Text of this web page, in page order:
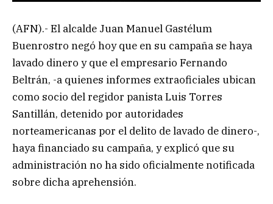
(AFN).- El alcalde Juan Manuel Gastélum
Buenrostro negó hoy que en su campaña se haya
lavado dinero y que el empresario Fernando
Beltrán, -a quienes informes extraoficiales ubican
como socio del regidor panista Luis Torres
Santillán, detenido por autoridades
norteamericanas por el delito de lavado de dinero-,
haya financiado su campaña, y explicó que su
administración no ha sido oficialmente notificada
sobre dicha aprehensión.